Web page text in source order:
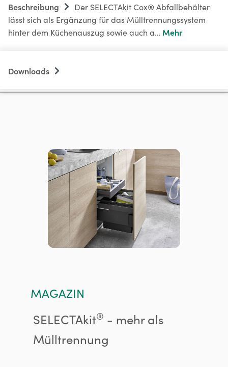
Beschreibung
Der SELECTAkit Cox® Abfallbehälter
lässt sich als Ergänzung für das Mülltrennungssystem
hinter dem Küchenauszug sowie auch a… Mehr
Downloads
MAGAZIN
SELECTAkit® - mehr als
Mülltrennung